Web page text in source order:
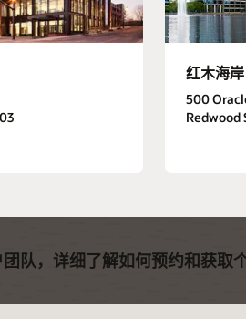
红木海岸
500
Redwood
队，详细了解如何预约和获取